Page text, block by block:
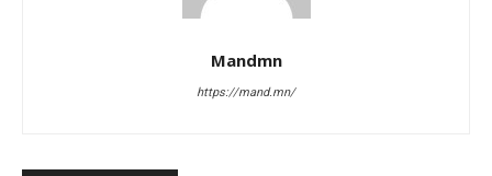
Mandmn
https://mand.mn/